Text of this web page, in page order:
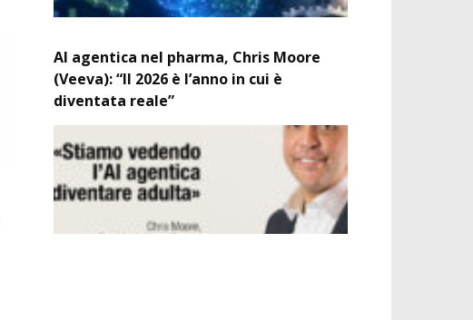
AI agentica nel pharma, Chris Moore
(Veeva): “Il 2026 è l’anno in cui è
diventata reale”